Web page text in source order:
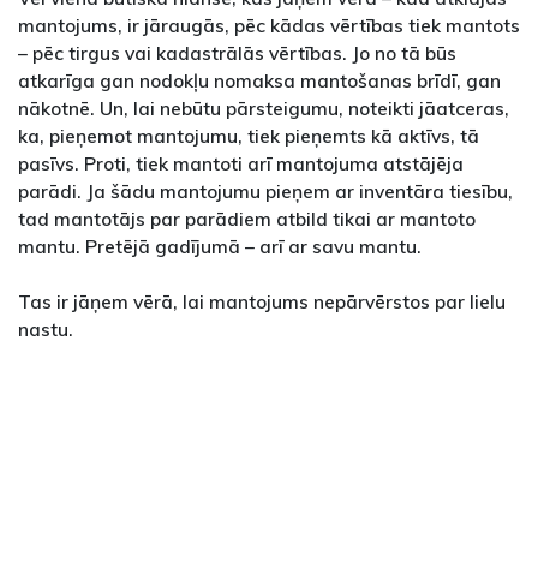
mantojums, ir jāraugās, pēc kādas vērtības tiek mantots
– pēc tirgus vai kadastrālās vērtības. Jo no tā būs
atkarīga gan nodokļu nomaksa mantošanas brīdī, gan
nākotnē. Un, lai nebūtu pārsteigumu, noteikti jāatceras,
ka, pieņemot mantojumu, tiek pieņemts kā aktīvs, tā
pasīvs. Proti, tiek mantoti arī mantojuma atstājēja
parādi. Ja šādu mantojumu pieņem ar inventāra tiesību,
tad mantotājs par parādiem atbild tikai ar mantoto
mantu. Pretējā gadījumā – arī ar savu mantu.
Tas ir jāņem vērā, lai mantojums nepārvērstos par lielu
nastu.